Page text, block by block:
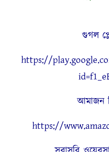
গুগল
https://
আমাজন
https://